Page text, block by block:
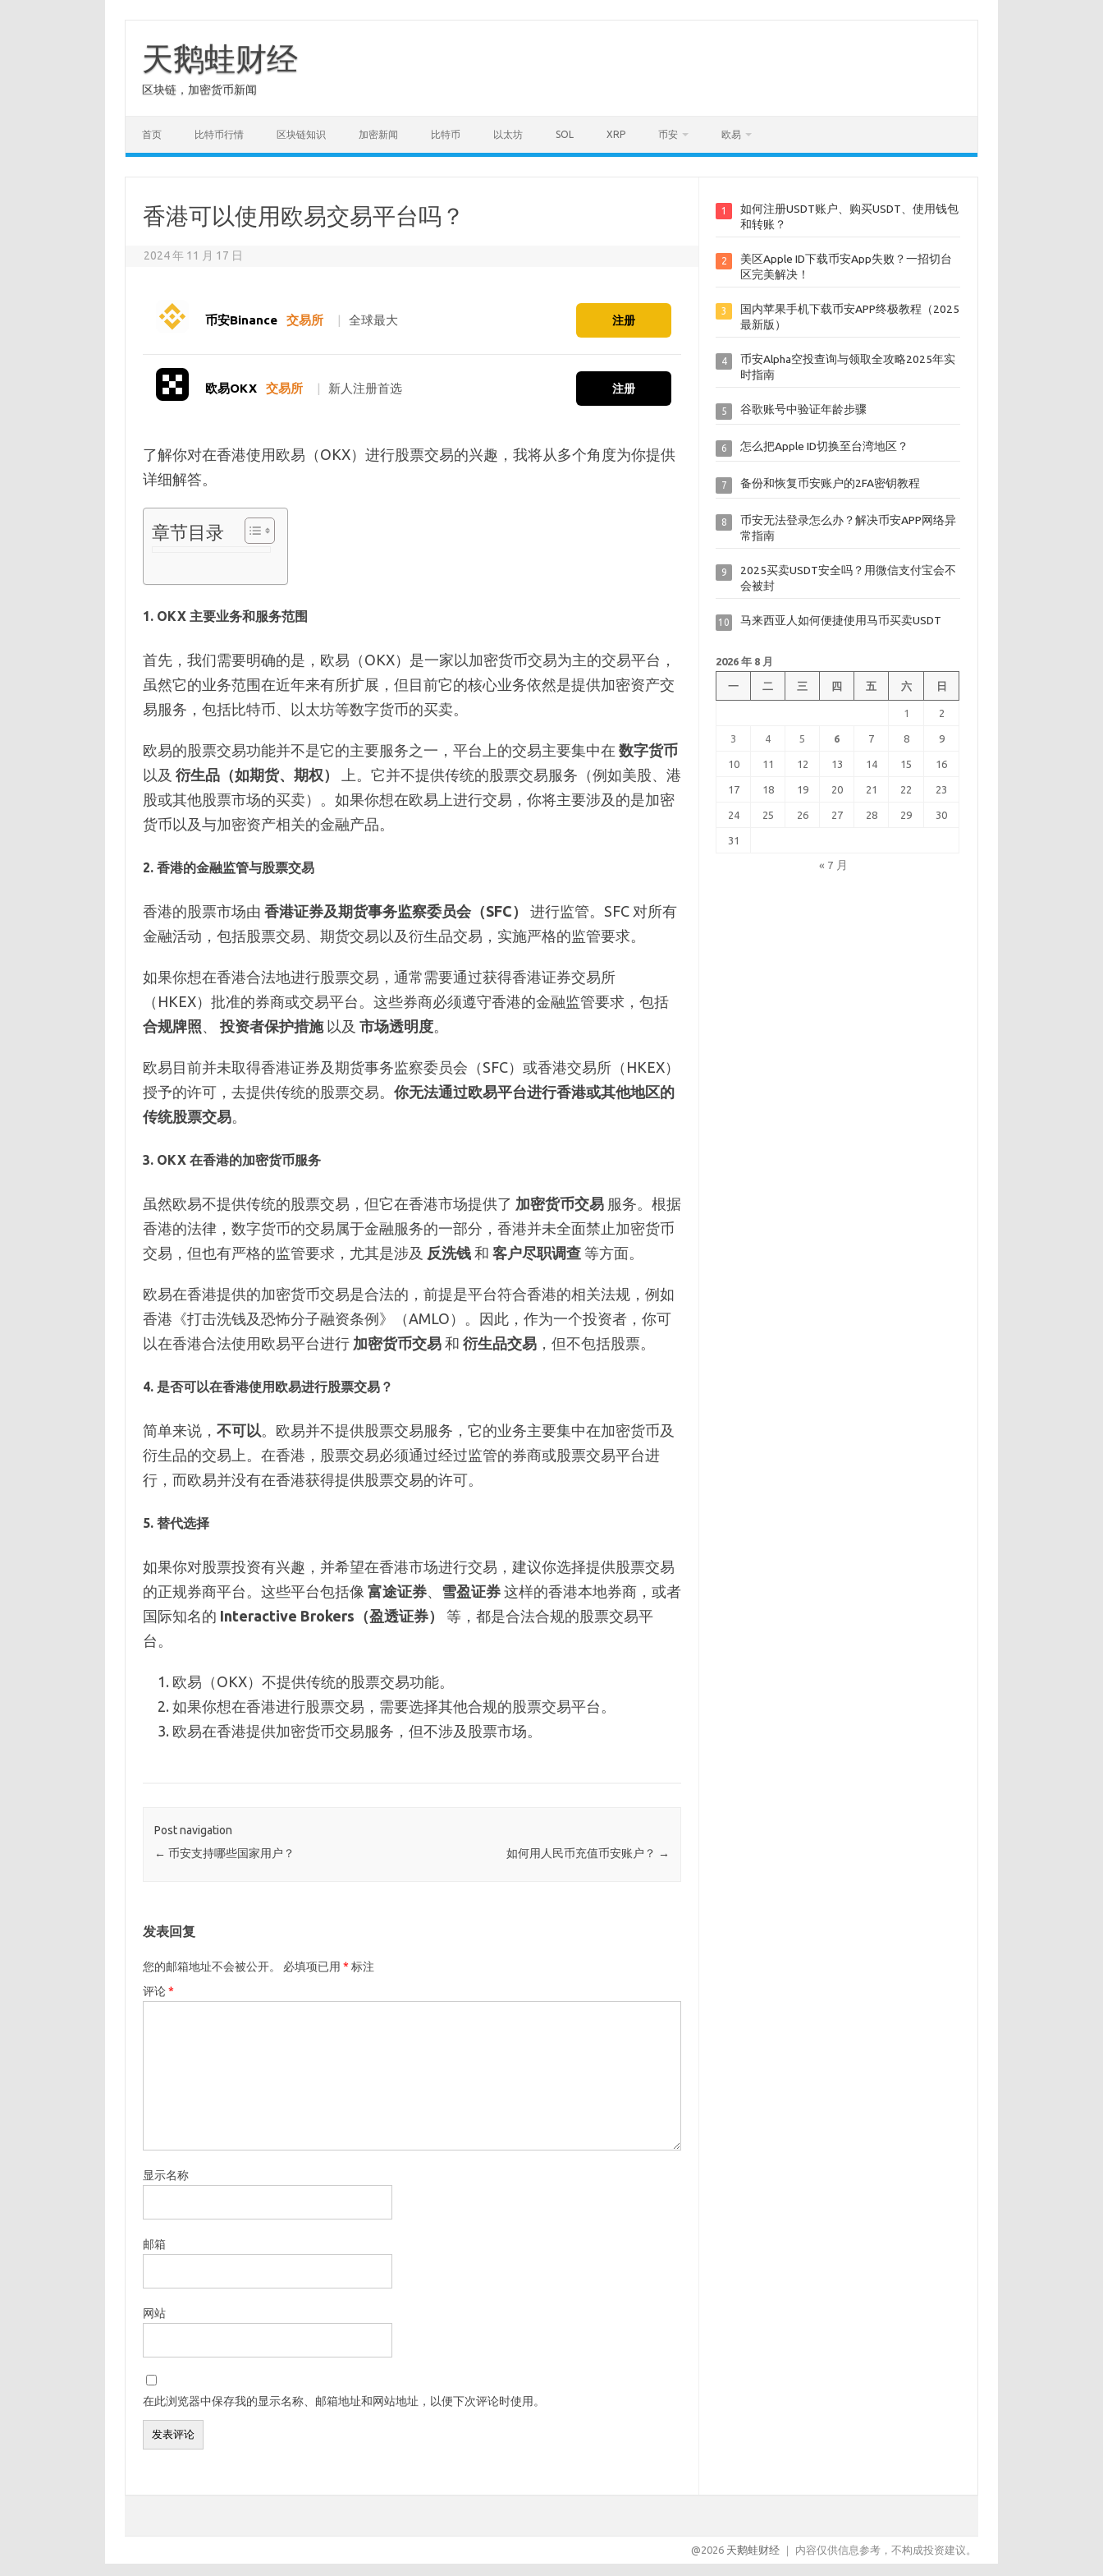
content
天鹅蛙财经
区块链，加密货币新闻
首页 比特币行情 区块链知识 加密新闻 比特币 以太坊 SOL XRP 币安 欧易
香港可以使用欧易交易平台吗？
2024 年 11 月 17 日
币安Binance 交易所 | 全球最大 注册
欧易OKX 交易所 | 新人注册首选 注册
了解你对在香港使用欧易（OKX）进行股票交易的兴趣，我将从多个角度为你提供
详细解答。
章节目录
1. OKX 主要业务和服务范围
首先，我们需要明确的是，欧易（OKX）是一家以加密货币交易为主的交易平台，
虽然它的业务范围在近年来有所扩展，但目前它的核心业务依然是提供加密资产交
易服务，包括比特币、以太坊等数字货币的买卖。
欧易的股票交易功能并不是它的主要服务之一，平台上的交易主要集中在 数字货币
以及 衍生品（如期货、期权）
上。它并不提供传统的股票交易服务（例如美股、港
股或其他股票市场的买卖）。如果你想在欧易上进行交易，你将主要涉及的是加密
货币以及与加密资产相关的金融产品。
2. 香港的金融监管与股票交易
香港的股票市场由 香港证券及期货事务监察委员会（SFC）
进行监管。SFC 对所有
金融活动，包括股票交易、期货交易以及衍生品交易，实施严格的监管要求。
如果你想在香港合法地进行股票交易，通常需要通过获得香港证券交易所
（HKEX）批准的券商或交易平台。这些券商必须遵守香港的金融监管要求，包括
合规牌照、 投资者保护措施以及 市场透明度。
欧易目前并未取得香港证券及期货事务监察委员会（SFC）或香港交易所（HKEX）
授予的许可，去提供传统的股票交易。 你无法通过欧易平台进行香港或其他地区的
传统股票交易。
3. OKX 在香港的加密货币服务
虽然欧易不提供传统的股票交易，但它在香港市场提供了 加密货币交易服务。根据
香港的法律，数字货币的交易属于金融服务的一部分，香港并未全面禁止加密货币
交易，但也有严格的监管要求，尤其是涉及 反洗钱和 客户尽职调查等方面。
欧易在香港提供的加密货币交易是合法的，前提是平台符合香港的相关法规，例如
香港《打击洗钱及恐怖分子融资条例》（AMLO）。因此，作为一个投资者，你可
以在香港合法使用欧易平台进行 加密货币交易和 衍生品交易，但不包括股票。
4. 是否可以在香港使用欧易进行股票交易？
简单来说， 不可以。欧易并不提供股票交易服务，它的业务主要集中在加密货币及
衍生品的交易上。在香港，股票交易必须通过经过监管的券商或股票交易平台进
行，而欧易并没有在香港获得提供股票交易的许可。
5. 替代选择
如果你对股票投资有兴趣，并希望在香港市场进行交易，建议你选择提供股票交易
的正规券商平台。这些平台包括像 富途证券、 雪盈证券这样的香港本地券商，或者
国际知名的 Interactive Brokers（盈透证券）
等，都是合法合规的股票交易平
台。
欧易（OKX）不提供传统的股票交易功能。
如果你想在香港进行股票交易，需要选择其他合规的股票交易平台。
欧易在香港提供加密货币交易服务，但不涉及股票市场。
Post navigation
← 币安支持哪些国家用户？ 如何用人民币充值币安账户？ →
发表回复
您的邮箱地址不会被公开。 必填项已用 * 标注
评论*
显示名称
邮箱
网站
在此浏览器中保存我的显示名称、邮箱地址和网站地址，以便下次评论时使用。
1
如何注册USDT账户、购买USDT、使用钱包
和转账？
2
美区Apple ID下载币安App失败？一招切台
区完美解决！
3
国内苹果手机下载币安APP终极教程（2025
最新版）
4
币安Alpha空投查询与领取全攻略2025年实
时指南
5 谷歌账号中验证年龄步骤
6 怎么把Apple ID切换至台湾地区？
7 备份和恢复币安账户的2FA密钥教程
8
币安无法登录怎么办？解决币安APP网络异
常指南
9
2025买卖USDT安全吗？用微信支付宝会不
会被封
10 马来西亚人如何便捷使用马币买卖USDT
2026 年 8 月
一 二 三 四 五 六 日
1 2
3 4 5 6 7 8 9
10 11 12 13 14 15 16
17 18 19 20 21 22 23
24 25 26 27 28 29 30
31
« 7 月
@2026 天鹅蛙财经 ｜ 内容仅供信息参考，不构成投资建议。